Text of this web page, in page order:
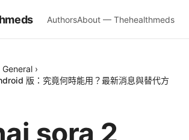
AuthorsAbout — Thehealthmeds
General ›
版：究竟何時能用？最新消息與替代方
sora 2